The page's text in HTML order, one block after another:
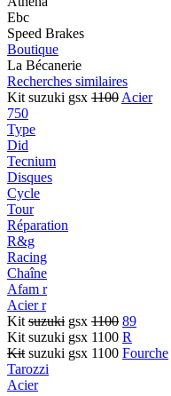
Ebc
Speed Brakes
Boutique
La Bécanerie
Recherches similaires
Kit suzuki gsx 1100 Acier
750
Type
Did
Tecnium
Disques
Cycle
Tour
Réparation
R&g
Racing
Chaîne
Afam r
Acier r
Kit suzuki gsx 1100 89
Kit suzuki gsx 1100 R
Kit suzuki gsx 1100 Fourche
Tarozzi
Acier